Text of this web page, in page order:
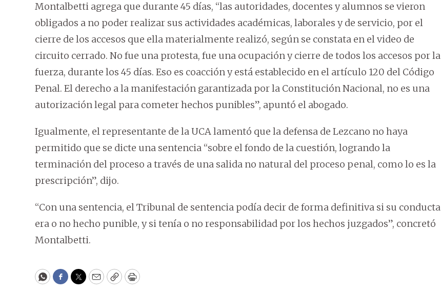
Montalbetti agrega que durante 45 días, “las autoridades, docentes y alumnos se vieron
obligados a no poder realizar sus actividades académicas, laborales y de servicio, por el
cierre de los accesos que ella materialmente realizó, según se constata en el video de
circuito cerrado. No fue una protesta, fue una ocupación y cierre de todos los accesos por la
fuerza, durante los 45 días. Eso es coacción y está establecido en el artículo 120 del Código
Penal. El derecho a la manifestación garantizada por la Constitución Nacional, no es una
autorización legal para cometer hechos punibles”, apuntó el abogado.
Igualmente, el representante de la UCA lamentó que la defensa de Lezcano no haya
permitido que se dicte una sentencia “sobre el fondo de la cuestión, logrando la
terminación del proceso a través de una salida no natural del proceso penal, como lo es la
prescripción”, dijo.
“Con una sentencia, el Tribunal de sentencia podía decir de forma definitiva si su conducta
era o no hecho punible, y si tenía o no responsabilidad por los hechos juzgados”, concretó
Montalbetti.
WhatsApp
Facebook
Twitter
EmailCopyPrint